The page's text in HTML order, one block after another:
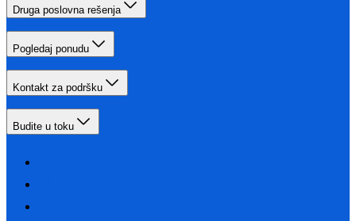
Druga poslovna rešenja
Pogledaj ponudu
Kontakt za podršku
Budite u toku